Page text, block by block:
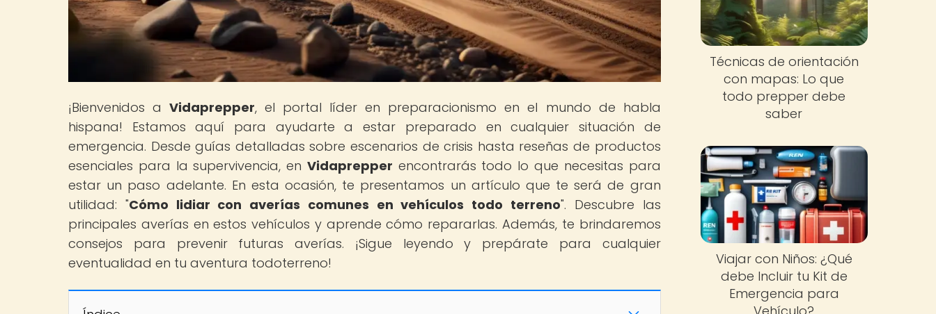
¡Bienvenidos aVidaprepper, el portal líder en preparacionismo en el mundo de habla
hispana! Estamos aquí para ayudarte a estar preparado en cualquier situación de
emergencia. Desde guías detalladas sobre escenarios de crisis hasta reseñas de productos
esenciales para la supervivencia, en Vidaprepper encontrarás todo lo que necesitas para
estar un paso adelante. En esta ocasión, te presentamos un artículo que te será de gran
utilidad: "Cómo lidiar con averías comunes en vehículos todo terreno". Descubre las
principales averías en estos vehículos y aprende cómo repararlas. Además, te brindaremos
consejos para prevenir futuras averías. ¡Sigue leyendo y prepárate para cualquier
eventualidad en tu aventura todoterreno!
Técnicas de orientación
con mapas: Lo que
todo prepper debe
saber
Viajar con Niños: ¿Qué
debe Incluir tu Kit de
Emergencia para